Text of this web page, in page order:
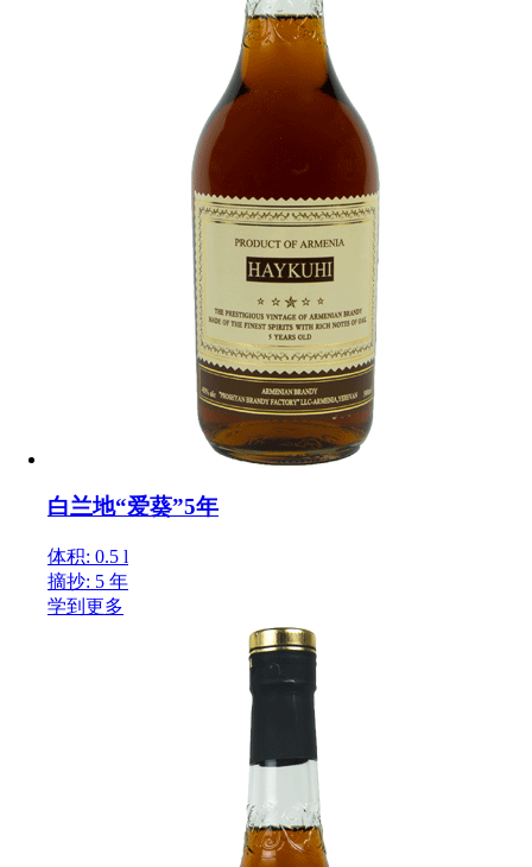
白兰地“爱葵”5年
体积: 0.5 l
摘抄: 5 年
学到更多